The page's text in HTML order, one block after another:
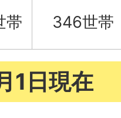
帯 346世帯
1日現在